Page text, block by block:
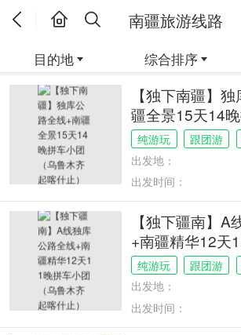
南疆旅游线路
【独下南疆】
疆全景15天14
鲁木齐起喀什止
纯游玩 跟团游
出发地：
出发时间：
【独下疆南】
+南疆精华12天
（乌鲁木齐起喀
纯游玩 跟团游
出发地：
出发时间：
目的地 综合排序